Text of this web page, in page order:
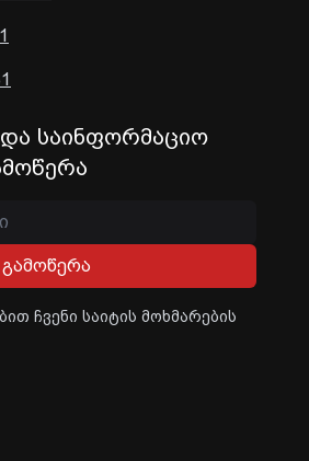
და საინფორმაციო
გამოწერა
ჩვენი საიტის მოხმარების